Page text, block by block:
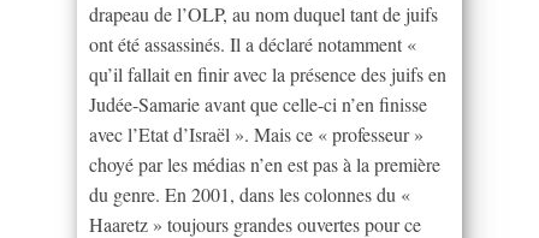
drapeau de l’OLP, au nom duquel tant de juifs
ont été assassinés. Il a déclaré notamment «
qu’il fallait en finir avec la présence des juifs en
Judée-Samarie avant que celle-ci n’en finisse
avec l’Etat d’Israël ». Mais ce « professeur »
choyé par les médias n’en est pas à la première
du genre. En 2001, dans les colonnes du «
Haaretz » toujours grandes ouvertes pour ce